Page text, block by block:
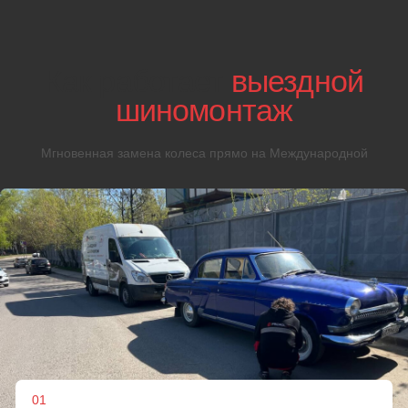
покрышку нужного радиуса
05
Монтаж